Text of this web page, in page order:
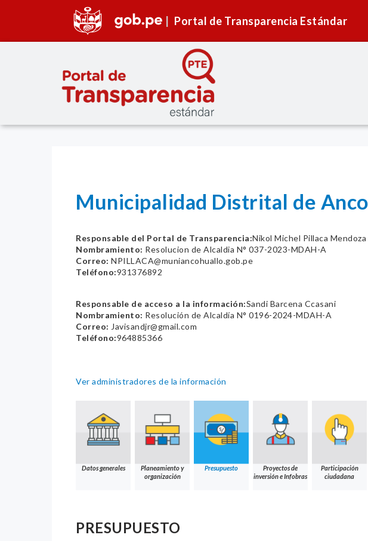
Portal de Transparencia Estándar
Municipalidad Distrital de
Responsable del Portal de Transparencia:Nikol Michel Pillaca Mendoza
Nombramiento: Resolucion de Alcaldia N° 037-2023-MDAH-A
Correo: NPILLACA@muniancohuallo.gob.pe
Teléfono:931376892
Responsable de acceso a la información:Sandi Barcena Ccasani
Nombramiento: Resolución de Alcaldía N° 0196-2024-MDAH-A
Correo: Javisandjr@gmail.com
Teléfono:964885366
Ver administradores de la información
Datos generales
Planeamiento y
organización
Presupuesto
Proyectos de
inversión e Infobras
Participación
ciudadana
PRESUPUESTO